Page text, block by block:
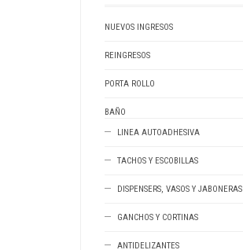
NUEVOS INGRESOS
REINGRESOS
PORTA ROLLO
BAÑO
LINEA AUTOADHESIVA
TACHOS Y ESCOBILLAS
DISPENSERS, VASOS Y JABONERAS
GANCHOS Y CORTINAS
ANTIDELIZANTES